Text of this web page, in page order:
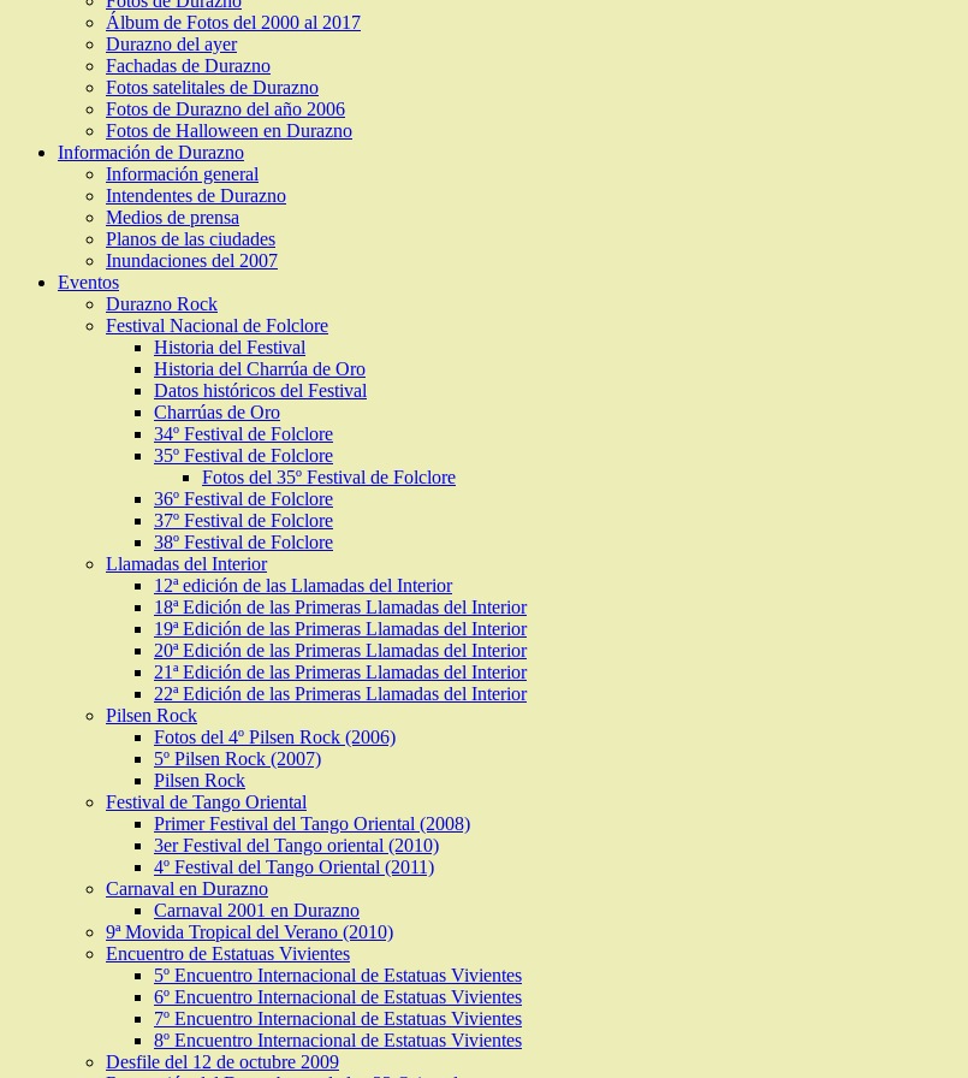
Álbum de Fotos del 2000 al 2017
Durazno del ayer
Fachadas de Durazno
Fotos satelitales de Durazno
Fotos de Durazno del año 2006
Fotos de Halloween en Durazno
Información de Durazno
Información general
Intendentes de Durazno
Medios de prensa
Planos de las ciudades
Inundaciones del 2007
Eventos
Durazno Rock
Festival Nacional de Folclore
Historia del Festival
Historia del Charrúa de Oro
Datos históricos del Festival
Charrúas de Oro
34º Festival de Folclore
35º Festival de Folclore
Fotos del 35º Festival de Folclore
36º Festival de Folclore
37º Festival de Folclore
38º Festival de Folclore
Llamadas del Interior
12ª edición de las Llamadas del Interior
18ª Edición de las Primeras Llamadas del Interior
19ª Edición de las Primeras Llamadas del Interior
20ª Edición de las Primeras Llamadas del Interior
21ª Edición de las Primeras Llamadas del Interior
22ª Edición de las Primeras Llamadas del Interior
Pilsen Rock
Fotos del 4º Pilsen Rock (2006)
5º Pilsen Rock (2007)
Pilsen Rock
Festival de Tango Oriental
Primer Festival del Tango Oriental (2008)
3er Festival del Tango oriental (2010)
4º Festival del Tango Oriental (2011)
Carnaval en Durazno
Carnaval 2001 en Durazno
9ª Movida Tropical del Verano (2010)
Encuentro de Estatuas Vivientes
5º Encuentro Internacional de Estatuas Vivientes
6º Encuentro Internacional de Estatuas Vivientes
7º Encuentro Internacional de Estatuas Vivientes
8º Encuentro Internacional de Estatuas Vivientes
Desfile del 12 de octubre 2009